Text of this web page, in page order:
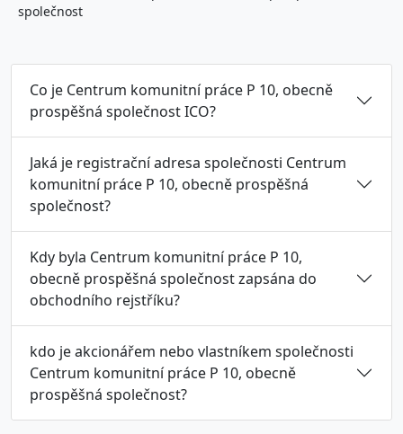
společnost
Co je Centrum komunitní práce P 10, obecně
prospěšná společnost ICO?
Jaká je registrační adresa společnosti Centrum
komunitní práce P 10, obecně prospěšná
společnost?
Kdy byla Centrum komunitní práce P 10,
obecně prospěšná společnost zapsána do
obchodního rejstříku?
kdo je akcionářem nebo vlastníkem společnosti
Centrum komunitní práce P 10, obecně
prospěšná společnost?